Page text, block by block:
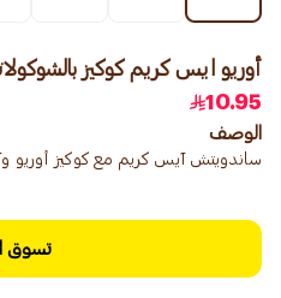
أوريو ايس كريم كوكيز بالشوكولاته
10.95
الوصف
ساندويتش آيس كريم مع كوكيز أوريو وآيس
تسوق